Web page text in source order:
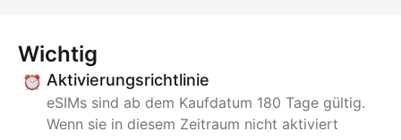
Wichtig
Aktivierungsrichtlinie
eSIMs sind ab dem Kaufdatum 180 Tage gültig.
Wenn sie in diesem Zeitraum nicht aktiviert